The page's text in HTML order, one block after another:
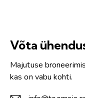
Võta
Majutuse
kas on vabu kohti.